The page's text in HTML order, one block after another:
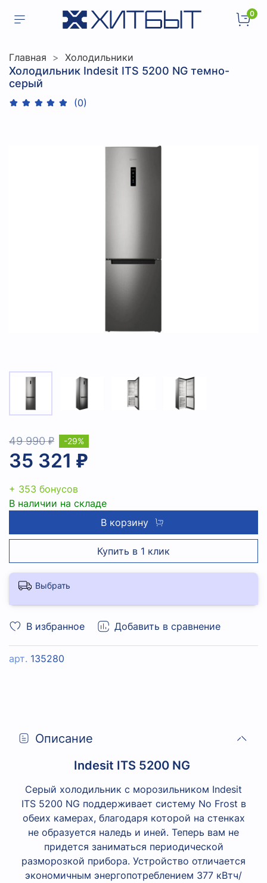
0
Главная Холодильники
Холодильник Indesit ITS 5200 NG темно-
серый
(0)
В избранное Добавить в сравнение
арт. 135280
49 990 ₽
35 321 ₽
-29%
+ 353 бонусов
В наличии на складе
В корзину
Купить в 1 клик
Выбрать
Описание
Indesit ITS 5200 NG
Серый холодильник с морозильником Indesit
ITS 5200 NG поддерживает систему No Frost в
обеих камерах, благодаря которой на стенках
не образуется наледь и иней. Теперь вам не
придется заниматься периодической
разморозкой прибора. Устройство отличается
экономичным энергопотреблением 377 кВтч/